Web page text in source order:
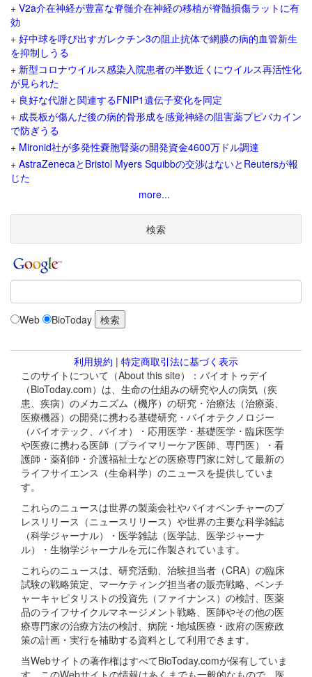
+ V2a介在神経が豊富な脊髄介在神経の移植が脊髄損傷ラットに有
効
+ 好中球を呼び出すガレクチン3の阻止抗体で網膜の病的血管新生
を抑制しうる
+ 新型コロナウイルス感染入院患者の半数近くにウイルス再活性化
が見られた
+ 良好な代謝と関連するFNIP1遺伝子変化を同定
+ 成長板が傷んだ後の病的骨形成を感覚神経の阻害薬ブピバカイン
で防ぎうる
+ Mironid社が多発性嚢胞腎薬の開発資金4600万ドル調達
+ AstraZenecaとBristol Myers Squibbの交渉はないとReutersが報
じた
more...
検索
Web BioToday
利用規約 | 特定商取引法に基づく表示
このサイトについて（About this site）：バイオトゥデイ
（BioToday.com）は、生命の仕組みの研究や人の病気（疾
患、疾病）のメカニズム（機序）の研究・治療法（治療薬、
医療機器）の開発に携わる基礎研究・バイオテクノロジー
（バイオテック、バイオ）・応用医学・基礎医学・臨床医学
や医療に携わる医師（プライマリーケア医師、専門医）・看
護師・薬剤師・介護福祉士などの医療専門家に対して最新の
ライフサイエンス（生命科学）のニュースを提供していま
す。
これらのニュースは世界の製薬会社やバイオベンチャーのプ
レスリリース（ニュースリリース）や世界の主要な科学雑誌
（科学ジャーナル）・医学雑誌（医学誌、医学ジャーナ
ル）・生物学ジャーナルを元に作製されています。
これらのニュースは、研究活動、治験担当者（CRA）の臨床
試験の戦略策定、マーケティング担当者の販売戦略、ベンチ
ャーキャピタリストの投資先（ファイナンス）の検討、医薬
品のライフサイクルマネージメント戦略、医師やその他の医
療専門家の治療方法の検討、病院・地域医療・政府の医療政
策の計画・実行を補助する資料として利用できます。
当Webサイトの著作権はすべてBioToday.comが保有していま